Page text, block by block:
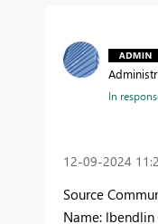
In
‎12-09-2024
Source
Name: lbendlin